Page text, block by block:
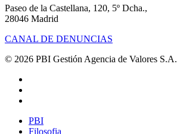
Paseo de la Castellana, 120, 5º Dcha.,
28046 Madrid
CANAL DE DENUNCIAS
© 2026 PBI Gestión Agencia de Valores S.A.
Close
Menu
PBI
Filosofia